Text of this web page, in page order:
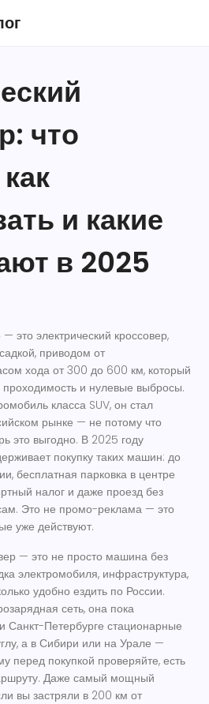
что
и какие
в 2025
— это электрический кроссовер,
приводом от
хода от 300 до 600 км, который
проходимость и нулевые выбросы.
класса SUV, он стал
рынке — не потому что
это выгодно. В 2025 году
покупку таких машин: до
бесплатная парковка в центре
налог и даже проезд без
Это не промо-реклама — это
уже действуют.
— это не просто машина без
электромобиля, инфраструктура,
удобно ездить по России.
сеть, она пока
Санкт-Петербурге стационарные
а в Сибири или на Урале —
перед покупкой проверяйте, есть
Даже самый мощный
вы застряли в 200 км от